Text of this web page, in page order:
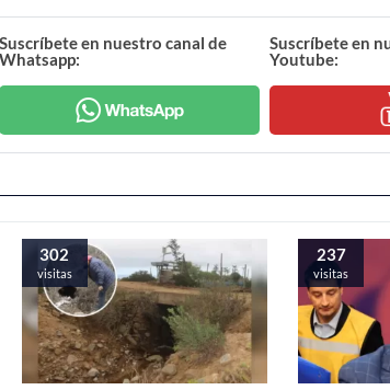
Suscríbete en nuestro canal de
Whatsapp:
Suscríbete en
Youtube:
302
visitas
237
visitas